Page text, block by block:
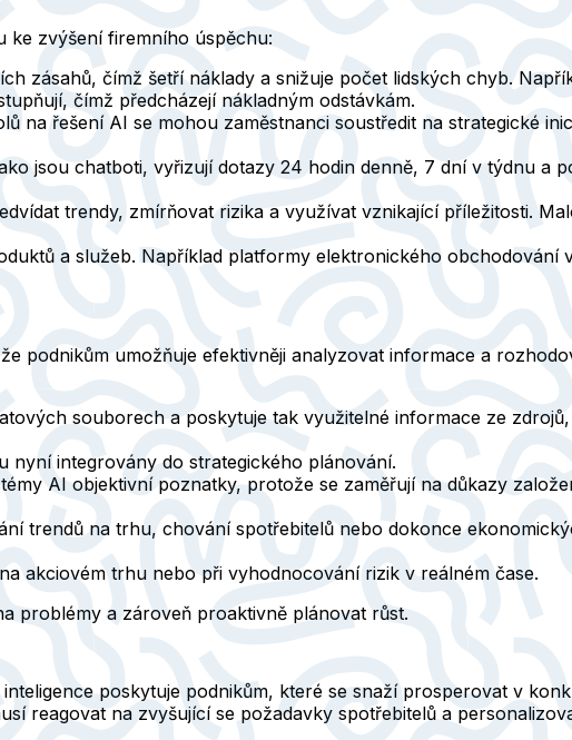
ke zvýšení firemního úspěchu:
zásahů, čímž šetří náklady a snižuje počet lidských chyb.
čímž předcházejí nákladným odstávkám.
na řešení AI se mohou zaměstnanci soustředit na strategické
jsou chatboti, vyřizují dotazy 24 hodin denně, 7 dní v týdnu a
trendy, zmírňovat rizika a využívat vznikající příležitosti.
a služeb. Například platformy elektronického obchodování
podnikům umožňuje efektivněji analyzovat informace a
souborech a poskytuje tak využitelné informace ze
nyní integrovány do strategického plánování.
AI objektivní poznatky, protože se zaměřují na důkazy
trendů na trhu, chování spotřebitelů nebo dokonce
akciovém trhu nebo při vyhodnocování rizik v reálném čase.
problémy a zároveň proaktivně plánovat růst.
poskytuje podnikům, které se snaží prosperovat v
reagovat na zvyšující se požadavky spotřebitelů a